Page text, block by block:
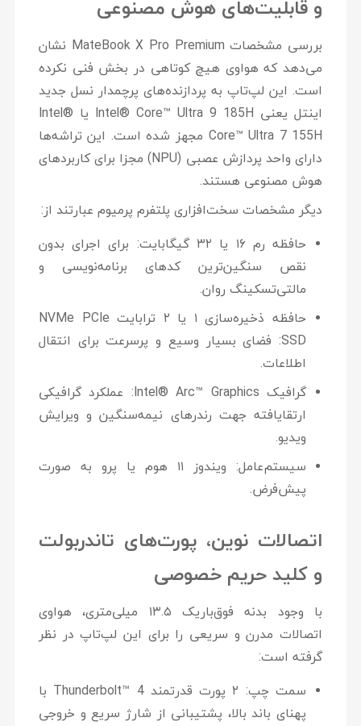
و قابلیت‌های هوش مصنوعی
بررسی مشخصات MateBook X Pro Premium
نشان
می‌دهد که هواوی هیچ کوتاهی در بخش فنی نکرده
است. این لپ‌تاپ به پردازنده‌های پرچمدار نسل جدید
اینتل یعنی Intel® Core™ Ultra 9 185H یا Intel®
Core™ Ultra 7 155H مجهز شده است. این تراشه‌ها
دارای واحد پردازش عصبی (NPU) مجزا برای کاربردهای
هوش مصنوعی هستند.
دیگر مشخصات سخت‌افزاری پلتفرم پرمیوم عبارتند از:
حافظه رم ۱۶ یا ۳۲ گیگابایت:
برای اجرای بدون
نقص سنگین‌ترین کدهای برنامه‌نویسی و
مالتی‌تسکینگ روان.
حافظه ذخیره‌سازی ۱ یا ۲ ترابایت NVMe PCIe
SSD:فضای بسیار وسیع و پرسرعت برای انتقال
اطلاعات.
گرافیک Intel® Arc™ Graphics:
عملکرد گرافیکی
ارتقایافته جهت رندرهای نیمه‌سنگین و ویرایش
ویدیو.
سیستم‌عامل:
ویندوز ۱۱ هوم یا پرو به صورت
پیش‌فرض.
اتصالات نوین، پورت‌های تاندربولت
و کلید حریم خصوصی
با وجود بدنه فوق‌باریک ۱۳.۵ میلی‌متری، هواوی
اتصالات مدرن و سریعی را برای این لپ‌تاپ در نظر
گرفته است:
سمت چپ:
Thunderbolt™ 4 با
پهنای باند بالا، پشتیبانی از شارژ سریع و خروجی